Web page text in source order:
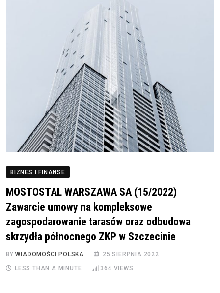
BIZNES I FINANSE
MOSTOSTAL WARSZAWA SA (15/2022)
Zawarcie umowy na kompleksowe
zagospodarowanie tarasów oraz odbudowa
skrzydła północnego ZKP w Szczecinie
BYWIADOMOŚCI POLSKA 25 SIERPNIA 2022
LESS THAN A MINUTE 364 VIEWS